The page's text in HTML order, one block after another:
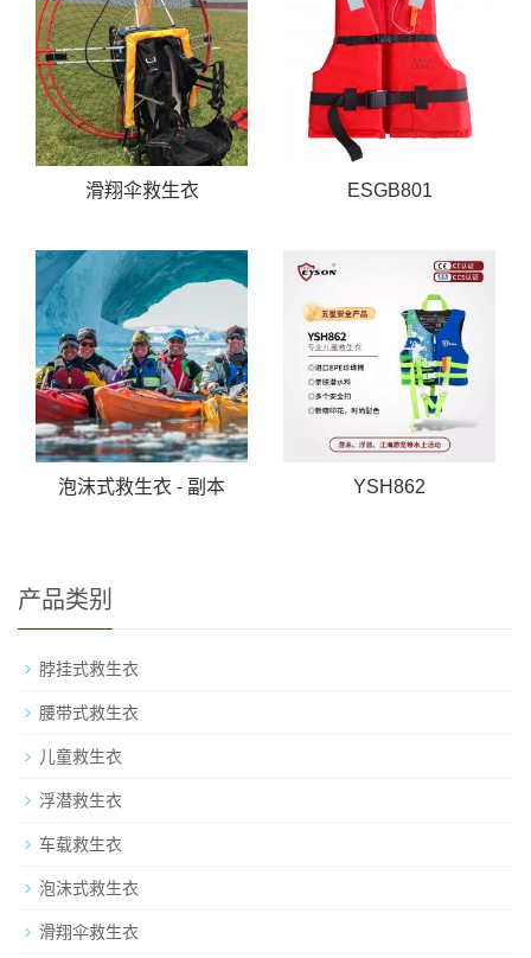
滑翔伞救生衣 ESGB801
泡沫式救生衣 - 副本 YSH862
产品类别
脖挂式救生衣
腰带式救生衣
儿童救生衣
浮潜救生衣
车载救生衣
泡沫式救生衣
滑翔伞救生衣